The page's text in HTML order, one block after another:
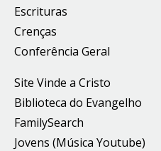
Escrituras
Crenças
Conferência Geral
Site Vinde a Cristo
Biblioteca do Evangelho
FamilySearch
Jovens (Música Youtube)